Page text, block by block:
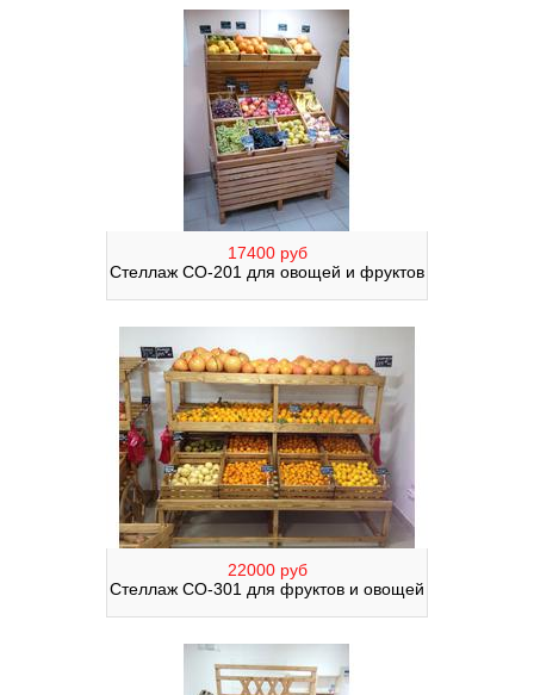
17400 руб
Стеллаж СО-201 для овощей и фруктов
22000 руб
Стеллаж СО-301 для фруктов и овощей